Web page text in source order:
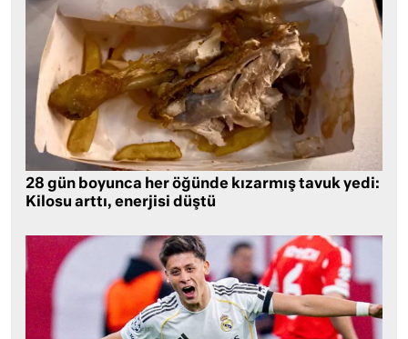
28 gün boyunca her öğünde kızarmış tavuk yedi:
Kilosu arttı, enerjisi düştü